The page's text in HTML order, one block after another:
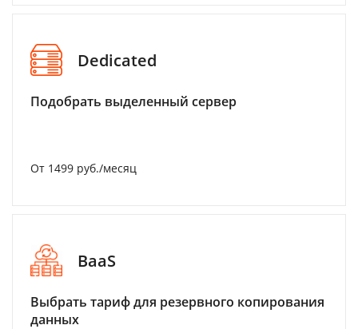
Dedicated
Подобрать выделенный сервер
От 1499 руб./месяц
BaaS
Выбрать тариф для резервного копирования
данных